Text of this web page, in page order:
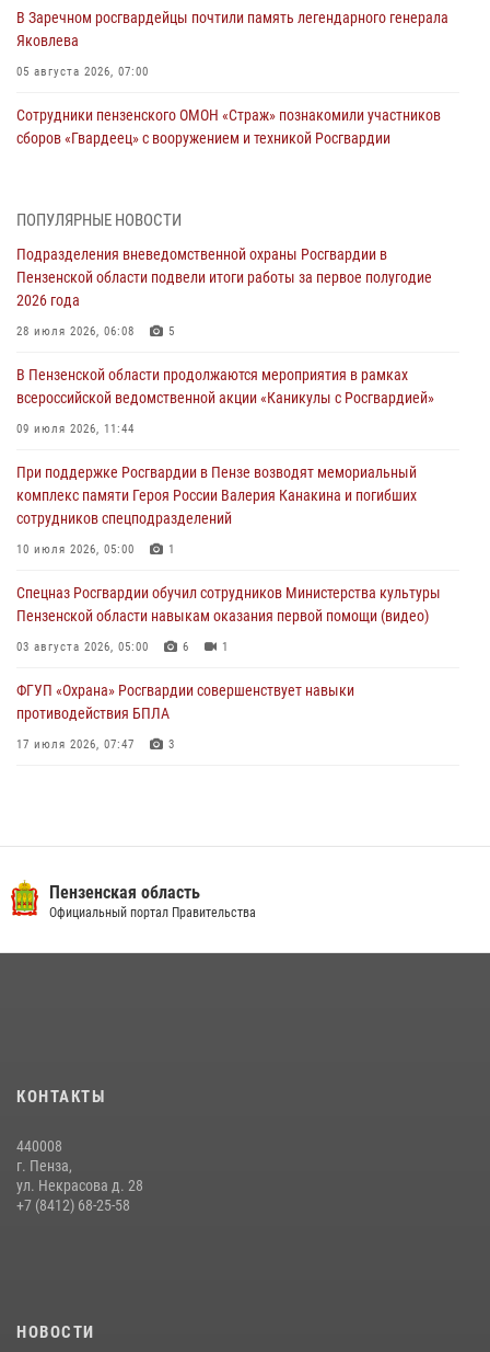
В Заречном росгвардейцы почтили память легендарного генерала
Яковлева
05 августа 2026, 07:00
Сотрудники пензенского ОМОН «Страж» познакомили участников
сборов «Гвардеец» с вооружением и техникой Росгвардии
В Пензе сотрудники Росгвардии оказали помощь
05 августа 2026, 04:00
В Пензе при силовой поддержке Росгвардии пресечена
деятельность ОПГ, маскировавшейся под реабилитационный центр
В Управлении Росгвардии по Пензенской области подвели итоги
04 августа 2026, 06:08
Росгвардия обеспечила безопасность праздничных мероприятий в
День ВДВ в Пензе
ПОПУЛЯРНЫЕ НОВОСТИ
Подразделения вневедомственной охраны Росгвардии в
Пензенской области подвели итоги работы за первое полугодие
2026 года
28 июля 2026, 06:08 5
В Пензенской области продолжаются мероприятия в рамках
всероссийской ведомственной акции «Каникулы с Росгвардией»
09 июля 2026, 11:44
При поддержке Росгвардии в Пензе возводят мемориальный
комплекс памяти Героя России Валерия Канакина и погибших
сотрудников спецподразделений
10 июля 2026, 05:00 1
Спецназ Росгвардии обучил сотрудников Министерства культуры
Пензенской области навыкам оказания первой помощи (видео)
03 августа 2026, 05:00 6 1
ФГУП «Охрана» Росгвардии совершенствует навыки
противодействия БПЛА
17 июля 2026, 07:47 3
Пензенский спецназ Росгвардии готовит студентов к окружному
этапу «Зарницы 2.0» (видео)
сборов «Гвардеец» с вооружением и техникой Росгвардии
Начальник Управления Росгвардии по Пензенской области Павел
Пучков посетил 55-й Всероссийский Лермонтовский праздник
Пензенская область
Официальный портал Правительства
КОНТАКТЫ
440008
г. Пенза,
ул. Некрасова д. 28
+7 (8412) 68-25-58
НОВОСТИ